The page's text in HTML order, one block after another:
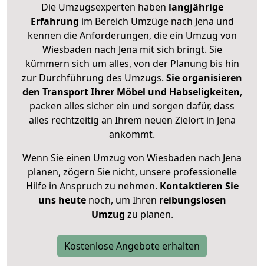
Die Umzugsexperten haben langjährige
Erfahrung im Bereich Umzüge nach Jena und
kennen die Anforderungen, die ein Umzug von
Wiesbaden nach Jena mit sich bringt. Sie
kümmern sich um alles, von der Planung bis hin
zur Durchführung des Umzugs. Sie organisieren
den Transport Ihrer Möbel und Habseligkeiten,
packen alles sicher ein und sorgen dafür, dass
alles rechtzeitig an Ihrem neuen Zielort in Jena
ankommt.
Wenn Sie einen Umzug von Wiesbaden nach Jena
planen, zögern Sie nicht, unsere professionelle
Hilfe in Anspruch zu nehmen. Kontaktieren Sie
uns heutenoch, um Ihren reibungslosen
Umzug zu planen.
Kostenlose Angebote erhalten